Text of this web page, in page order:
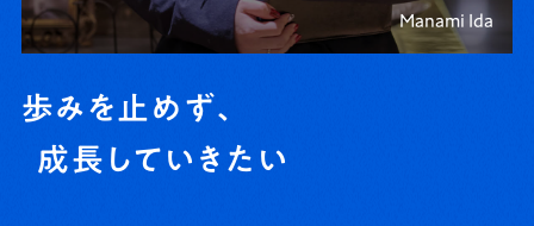
歩みを止めず、
成長していきたい
Manami Ida